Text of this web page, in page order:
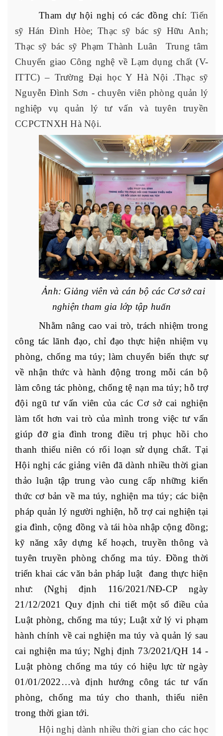
Tham dự hội nghị có các đồng chí: Tiến
sỹ Hán Đình Hòe; Thạc sỹ bác sỹ Hữu Anh;
Thạc sỹ bác sỹ Phạm Thành Luân Trung tâm
Chuyển giao Công nghệ về Lạm dụng chất (V-
ITTC) – Trường Đại học Y Hà Nội .Thạc sỹ
Nguyễn Đình Sơn - chuyên viên phòng quản lý
nghiệp vụ quản lý tư vấn và tuyên truyền
CCPCTNXH Hà Nội.
Ảnh: Giảng viên và cán bộ các Cơ sở cai
nghiện tham gia lớp tập huấn
Nhằm nâng cao vai trò, trách nhiệm trong
công tác lãnh đạo, chỉ đạo thực hiện nhiệm vụ
phòng, chống ma túy; làm chuyển biến thực sự
về nhận thức và hành động trong mỗi cán bộ
làm công tác phòng, chống tệ nạn ma túy; hỗ trợ
đội ngũ tư vấn viên của các Cơ sở cai nghiện
làm tốt hơn vai trò của mình trong việc tư vấn
giúp đỡ gia đình trong điều trị phục hồi cho
thanh thiếu niên có rối loạn sử dụng chất. Tại
Hội nghị các giảng viên đã dành nhiều thời gian
thảo luận tập trung vào cung cấp những kiến
thức cơ bản về ma túy, nghiện ma túy; các biện
pháp quản lý người nghiện, hỗ trợ cai nghiện tại
gia đình, cộng đồng và tái hòa nhập cộng đồng;
kỹ năng xây dựng kế hoạch, truyền thông và
tuyên truyền phòng chống ma túy. Đồng thời
triển khai các văn bản pháp luật đang thực hiện
như: (Nghị định 116/2021/NĐ-CP ngày
21/12/2021 Quy định chi tiết một số điều của
Luật phòng, chống ma túy; Luật xử lý vi phạm
hành chính về cai nghiện ma túy và quản lý sau
cai nghiện ma túy; Nghị định 73/2021/QH 14 -
Luật phòng chống ma túy có hiệu lực từ ngày
01/01/2022…và định hướng công tác tư vấn
phòng, chống ma túy cho thanh, thiếu niên
trong thời gian tới.
Hội nghị dành nhiều thời gian cho các học